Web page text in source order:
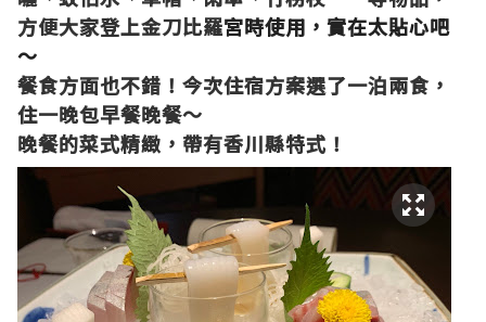
方便大家登上金刀比羅宮時使用，實在太貼心吧
～
餐食方面也不錯！今次住宿方案選了一泊兩食，
住一晚包早餐晚餐～
晚餐的菜式精緻，帶有香川縣特式！